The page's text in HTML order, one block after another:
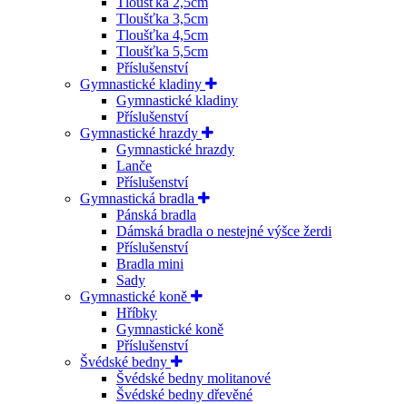
Tloušťka 3,5cm
Tloušťka 4,5cm
Tloušťka 5,5cm
Příslušenství
Gymnastické kladiny
Gymnastické kladiny
Příslušenství
Gymnastické hrazdy
Gymnastické hrazdy
Lanče
Příslušenství
Gymnastická bradla
Pánská bradla
Dámská bradla o nestejné výšce žerdi
Příslušenství
Bradla mini
Sady
Gymnastické koně
Hříbky
Gymnastické koně
Příslušenství
Švédské bedny
Švédské bedny molitanové
Švédské bedny dřevěné